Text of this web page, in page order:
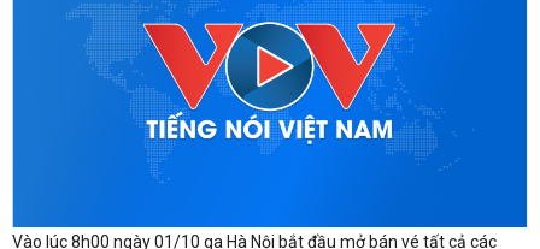
Vào lúc 8h00 ngày 01/10 ga Hà Nội bắt đầu mở bán vé tất cả các